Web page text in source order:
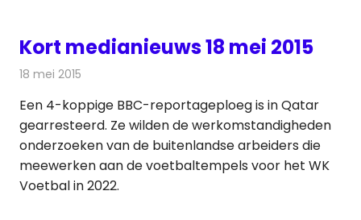
Kort medianieuws 18 mei 2015
18 mei 2015
Een 4-koppige BBC-reportageploeg is in Qatar
gearresteerd. Ze wilden de werkomstandigheden
onderzoeken van de buitenlandse arbeiders die
meewerken aan de voetbaltempels voor het WK
Voetbal in 2022.